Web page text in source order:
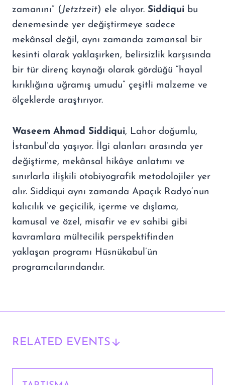
zamanını” ( Jetztzeit) ele alıyor. Siddiqui bu
denemesinde yer değiştirmeye sadece
mekânsal değil, aynı zamanda zamansal bir
kesinti olarak yaklaşırken, belirsizlik karşısında
bir tür direnç kaynağı olarak gördüğü “hayal
kırıklığına uğramış umudu” çeşitli malzeme ve
ölçeklerde araştırıyor.
Waseem Ahmad Siddiqui, Lahor doğumlu,
İstanbul’da yaşıyor. İlgi alanları arasında yer
değiştirme, mekânsal hikâye anlatımı ve
sınırlarla ilişkili otobiyografik metodolojiler yer
alır. Siddiqui aynı zamanda Apaçık Radyo’nun
kalıcılık ve geçicilik, içerme ve dışlama,
kamusal ve özel, misafir ve ev sahibi gibi
kavramlara mültecilik perspektifinden
yaklaşan programı Hüsnükabul’ün
programcılarındandır.
RELATED EVENTS